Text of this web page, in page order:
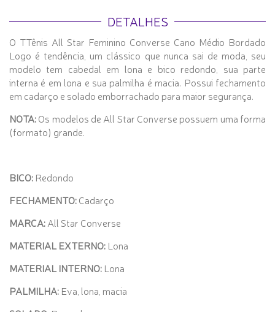
DETALHES
O TTênis All Star Feminino Converse Cano Médio Bordado
Logo é tendência, um clássico que nunca sai de moda, seu
modelo tem cabedal em lona e bico redondo, sua parte
interna é em lona e sua palmilha é macia. Possui fechamento
em cadarço e solado emborrachado para maior segurança.
NOTA:Os modelos de All Star Converse possuem uma forma
(formato) grande.
BICO: Redondo
FECHAMENTO:Cadarço
MARCA:All Star Converse
MATERIAL EXTERNO: Lona
MATERIAL INTERNO: Lona
PALMILHA: Eva, lona, macia